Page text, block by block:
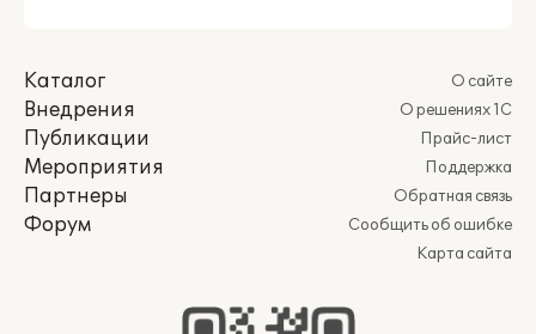
Каталог
Внедрения
Публикации
Мероприятия
Партнеры
Форум
О сайте
О решениях 1С
Прайс-лист
Поддержка
Обратная связь
Сообщить об ошибке
Карта сайта